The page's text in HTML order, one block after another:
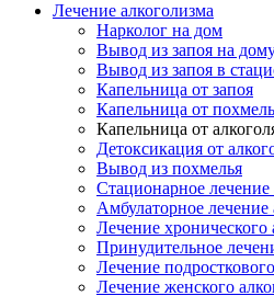
Лечение алкоголизма
Нарколог на дом
Вывод из запоя на
Вывод из запоя в
Капельница от запоя
Капельница от
Капельница от
Детоксикация от
Вывод из похмелья
Стационарное лечение
Амбулаторное лечение
Лечение хронического
Принудительное
Лечение
Лечение женского